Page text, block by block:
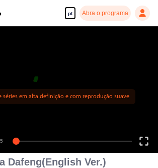
pt Abra o programa
séries em alta definição e com reprodução suave
Dafeng(English Ver.)